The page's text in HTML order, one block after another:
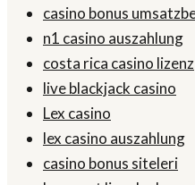
casino bonus
n1 casino auszahlung
costa rica casino lizenz
live blackjack casino
Lex casino
lex casino auszahlung
casino bonus siteleri